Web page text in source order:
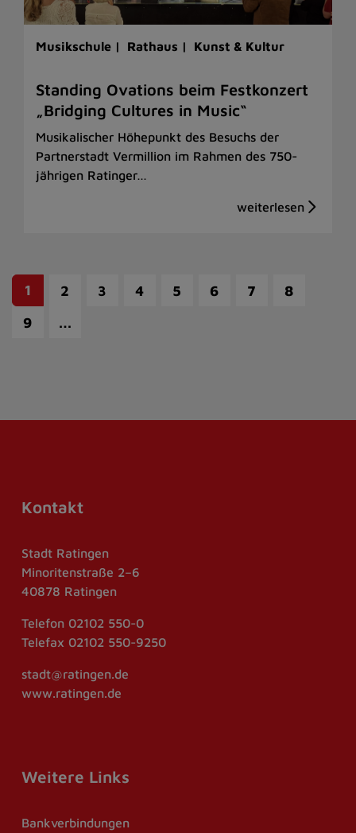
Musikschule | Rathaus | Kunst & Kultur
Standing Ovations beim Festkonzert
„Bridging Cultures in Music“
Musikalischer Höhepunkt des Besuchs der
Partnerstadt Vermillion im Rahmen des 750-
jährigen Ratinger…
1 2 3 4 5 6 7
8
9
…
Kontakt
Stadt Ratingen
Minoritenstraße 2–6
40878 Ratingen
Telefon 02102 550-0
Telefax 02102 550-9250
stadt@ratingen.de
www.ratingen.de
Weitere Links
Bankverbindungen